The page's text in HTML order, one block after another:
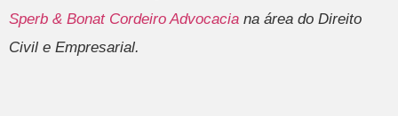
Sperb & Bonat Cordeiro Advocacia na área do Direito
Civil e Empresarial.